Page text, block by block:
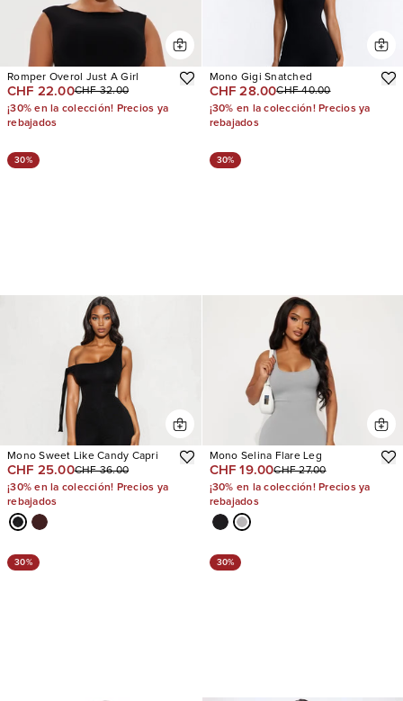
Romper Overol Just A Girl
CHF 22.00CHF 32.00
¡30% en la colección! Precios ya
rebajados
Mono Gigi Snatched
CHF 28.00CHF 40.00
¡30% en la colección! Precios ya
rebajados
30%
Mono Sweet Like Candy Capri
CHF 25.00CHF 36.00
¡30% en la colección! Precios ya
rebajados
30%
Mono Selina Flare Leg
CHF 19.00CHF 27.00
¡30% en la colección! Precios ya
rebajados
30% 30%